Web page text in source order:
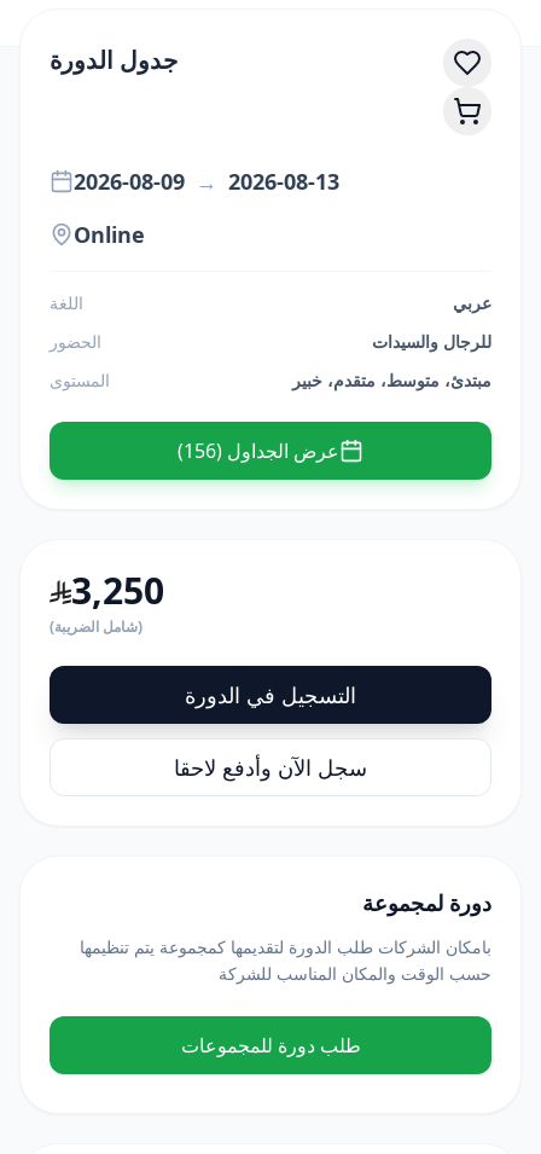
جدول الدورة
2026-08-09 → 2026-08-13
Online
عربي
اللغة
للرجال والسيدات
الحضور
مبتدئ، متوسط، متقدم، خبير
المستوى
عرض الجداول (156)
3,250
(شامل الضريبة)
التسجيل في الدورة
سجل الآن وأدفع لاحقا
دورة لمجموعة
بامكان الشركات طلب الدورة لتقديمها كمجموعة يتم تنظيمها
حسب الوقت والمكان المناسب للشركة
طلب دورة للمجموعات